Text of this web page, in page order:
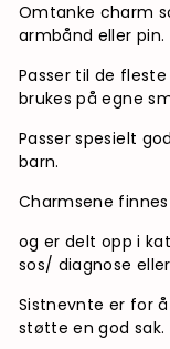
Omtanke charm
armbånd eller pin.
Passer til de
brukes på egne
Passer spesielt
barn.
Charmsene
og er delt opp i
sos/ diagnose
Sistnevnte er for
støtte en god sak.